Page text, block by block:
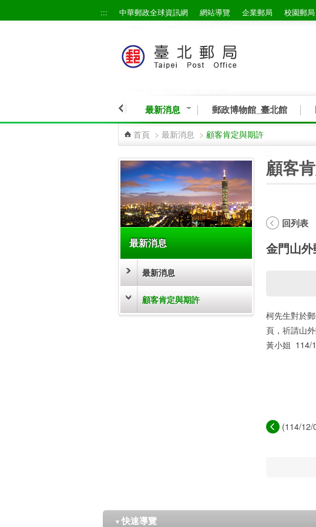
::: 中華郵政全球資訊網 網站導覽 企業郵局 校園郵局
最新消息 郵政博物館_臺北館
首頁 > 最新消息 > 顧客肯定與期許
最新消息
最新消息
顧客肯定與期許
顧客
回列表
金門山
柯先生對於
頁，祈請山
黃小姐 114/
(114/12/
▼ 快速導覽